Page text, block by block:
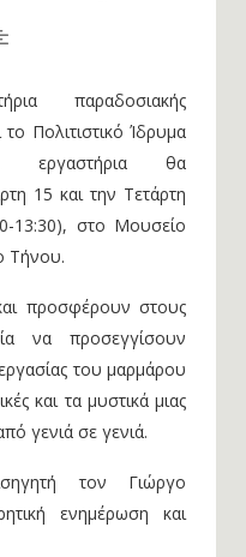
παραδοσιακής
Πολιτιστικό Ίδρυμα
εργαστήρια θα
15 και την Τετάρτη
13:30), στο Μουσείο
Τήνου.
προσφέρουν στους
να προσεγγίσουν
του μαρμάρου
και τα μυστικά μιας
γενιά σε γενιά.
τον Γιώργο
ενημέρωση και